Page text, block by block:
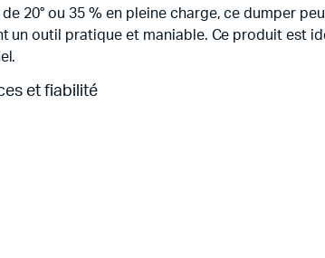
20° ou 35 % en pleine charge, ce dumper
un outil pratique et maniable. Ce produit
et fiabilité